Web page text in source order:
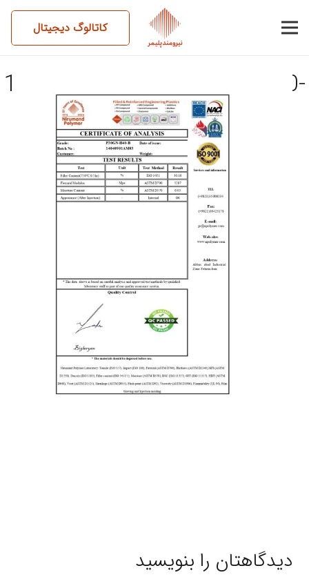
کاتالوگ دیجیتال
14040901AM03-P30GN-H40-
B
دیدگاهتان را بنویسید